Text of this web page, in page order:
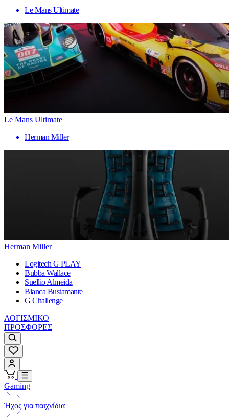
Le Mans Ultimate
Le Mans Ultimate
Herman Miller
Herman Miller
Logitech G PLAY
Bubba Wallace
Suellio Almeida
Bianca Bustamante
G Challenge
ΛΟΓΙΣΜΙΚΟ
ΠΡΟΣΦΟΡΕΣ
Gaming
Ήχος για παιχνίδια